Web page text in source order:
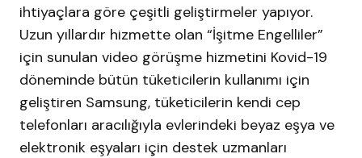
ihtiyaçlara göre çeşitli geliştirmeler yapıyor.
Uzun yıllardır hizmette olan “İşitme Engelliler”
için sunulan video görüşme hizmetini Kovid-19
döneminde bütün tüketicilerin kullanımı için
geliştiren Samsung, tüketicilerin kendi cep
telefonları aracılığıyla evlerindeki beyaz eşya ve
elektronik eşyaları için destek uzmanları